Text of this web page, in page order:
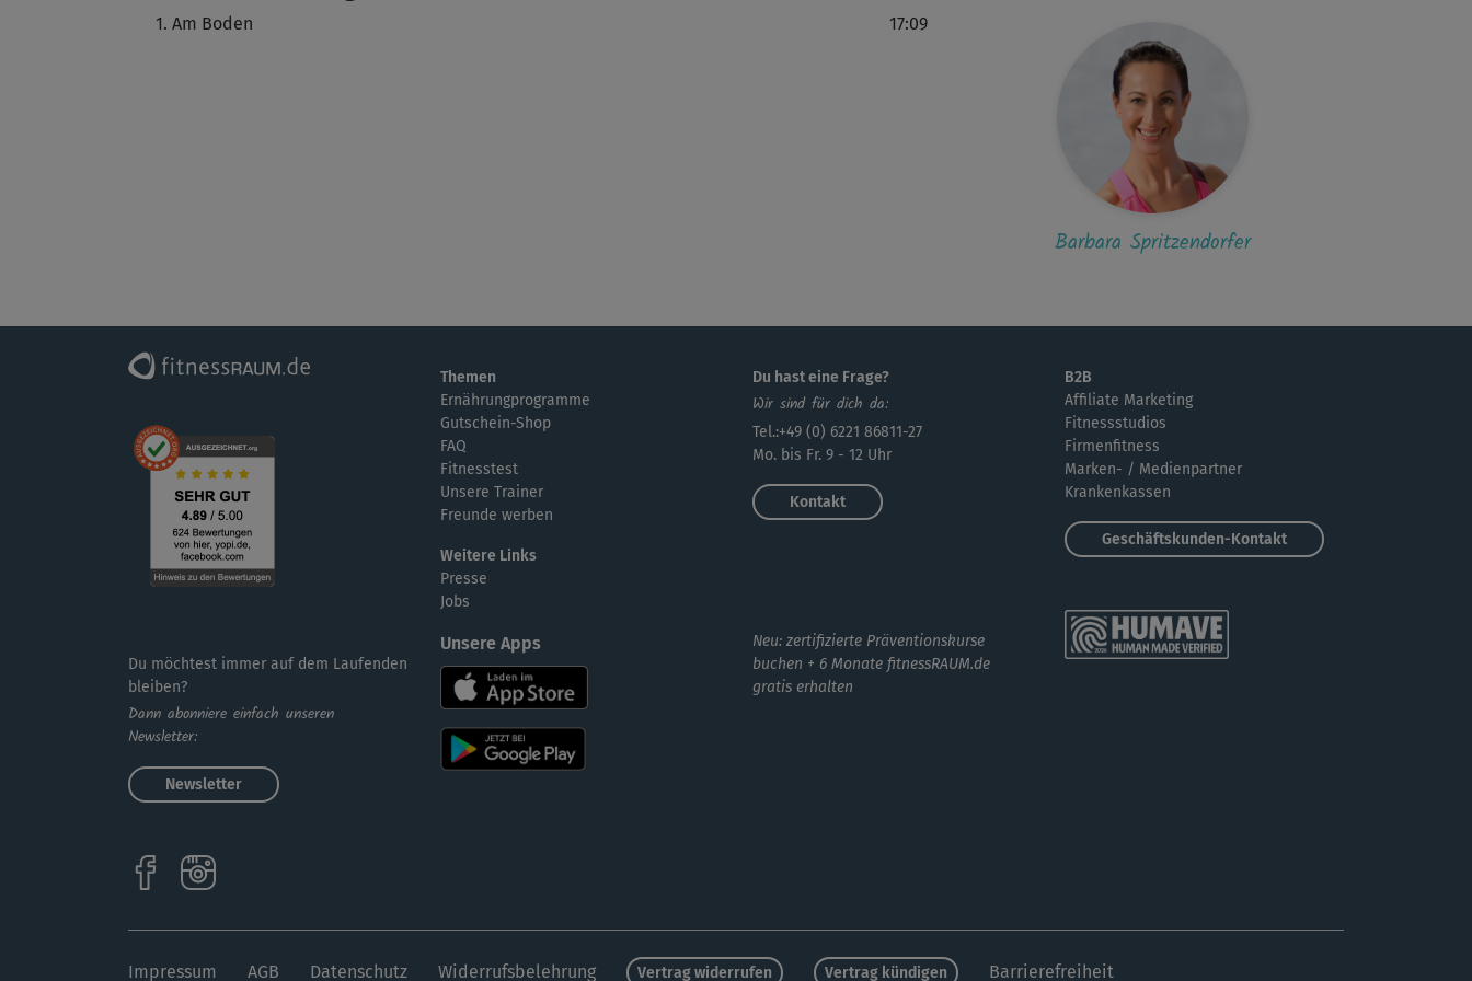
katzeardnas1
Sehr gut! Ruhig und trotzdem fordernd. Prima!
Der beste Kurs, den ich habe auf dieser
Plattform gemacht habe 🙂
C
Christina350
super, auch das warm-up
Gretel967
des unteren Wirbelbereiches! SUPER 🙂
Gretel967
C
Am Boden 17:09
Barbara Spritzendorfer
Du möchtest immer auf dem Laufenden
bleiben?
Dann abonniere einfach unseren
Newsletter:
Newsletter
Themen
Ernährungprogramme
Gutschein-Shop
FAQ
Fitnesstest
Unsere Trainer
Freunde werben
Weitere Links
Presse
Jobs
Unsere Apps
Du hast eine Frage?
Wir sind für dich da:
Tel.:+49 (0) 6221 86811-27
Mo. bis Fr. 9 - 12 Uhr
Kontakt
Neu: zertifizierte Präventionskurse
buchen + 6 Monate fitnessRAUM.de
gratis erhalten
B2B
Affiliate Marketing
Fitnessstudios
Firmenfitness
Marken- / Medienpartner
Krankenkassen
Geschäftskunden-Kontakt
Impressum AGB Datenschutz Widerrufsbelehrung Vertrag widerrufen Vertrag kündigen Barrierefreiheit